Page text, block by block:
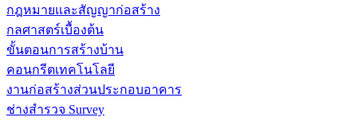
กฎหมายและสัญญาก่อสร้าง
กลศาสตร์เบื้องต้น
ขั้นตอนการสร้างบ้าน
คอนกรีตเทคโนโลยี
งานก่อสร้างส่วนประกอบอาคาร
ช่างสำรวจ Survey